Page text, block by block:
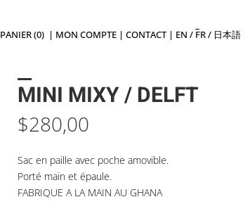
PANIER (0) | MON COMPTE |CONTACT| EN / FR/ 日本語
MINI MIXY / DELFT
$280,00
Sac en paille avec poche amovible.
Porté main et épaule.
FABRIQUE A LA MAIN AU GHANA